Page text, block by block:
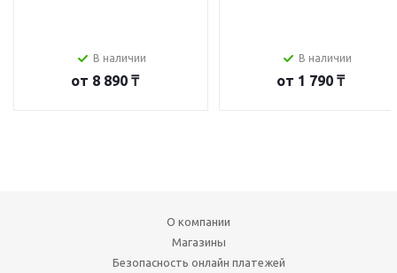
В наличии
от 8 890 ₸
В наличии
от 1 790 ₸
О компании
Магазины
Безопасность онлайн платежей